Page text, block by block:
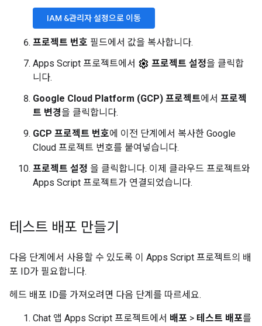
IAM &관리자 설정으로 이동
프로젝트 번호 필드에서 값을 복사합니다.
Apps Script 프로젝트에서
프로젝트 설정을 클릭합
니다.
Google Cloud Platform (GCP) 프로젝트에서 프로젝
트 변경을 클릭합니다.
GCP 프로젝트 번호에 이전 단계에서 복사한 Google
Cloud 프로젝트 번호를 붙여넣습니다.
프로젝트 설정 을 클릭합니다. 이제 클라우드 프로젝트와
Apps Script 프로젝트가 연결되었습니다.
테스트 배포 만들기
다음 단계에서 사용할 수 있도록 이 Apps Script 프로젝트의 배
포 ID가 필요합니다.
헤드 배포 ID를 가져오려면 다음 단계를 따르세요.
Chat 앱 Apps Script 프로젝트에서 배포 > 테스트 배포를